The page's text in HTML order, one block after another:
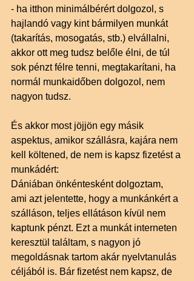
- ha itthon minimálbérért dolgozol, s
hajlandó vagy kint bármilyen munkát
(takarítás, mosogatás, stb.) elvállalni,
akkor ott meg tudsz belőle élni, de túl
sok pénzt félre tenni, megtakarítani, ha
normál munkaidőben dolgozol, nem
nagyon tudsz.
És akkor most jöjjön egy másik
aspektus, amikor szállásra, kajára nem
kell költened, de nem is kapsz fizetést a
munkádért:
Dániában önkéntesként dolgoztam,
ami azt jelentette, hogy a munkánkért a
szálláson, teljes ellátáson kívül nem
kaptunk pénzt. Ezt a munkát interneten
keresztül találtam, s nagyon jó
megoldásnak tartom akár nyelvtanulás
céljából is. Bár fizetést nem kapsz, de